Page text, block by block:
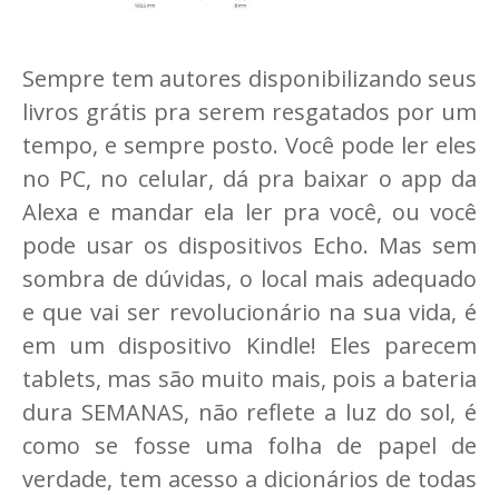
Sempre tem autores disponibilizando seus
livros grátis pra serem resgatados por um
tempo, e sempre posto. Você pode ler eles
no PC, no celular, dá pra baixar o app da
Alexa e mandar ela ler pra você, ou você
pode usar os dispositivos Echo. Mas sem
sombra de dúvidas, o local mais adequado
e que vai ser revolucionário na sua vida, é
em um dispositivo Kindle! Eles parecem
tablets, mas são muito mais, pois a bateria
dura SEMANAS, não reflete a luz do sol, é
como se fosse uma folha de papel de
verdade, tem acesso a dicionários de todas